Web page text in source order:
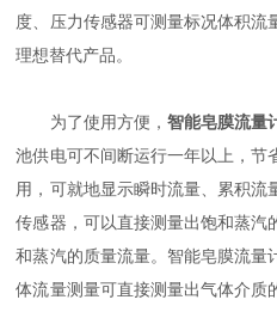
度、压力传感器可测量标况体积流
理想替代产品。
为了使用方便， 智能皂膜流量
池供电可不间断运行一年以上，节
用，可就地显示瞬时流量、累积
传感器，可以直接测量出饱和蒸汽
和蒸汽的质量流量。智能皂膜流量
体流量测量可直接测量出气体介质